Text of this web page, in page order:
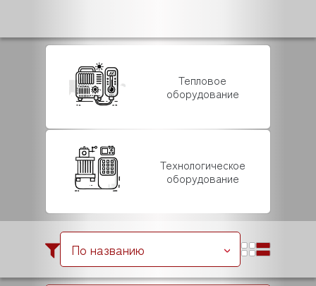
Тепловое
оборудование
Технологическое
оборудование
По названию